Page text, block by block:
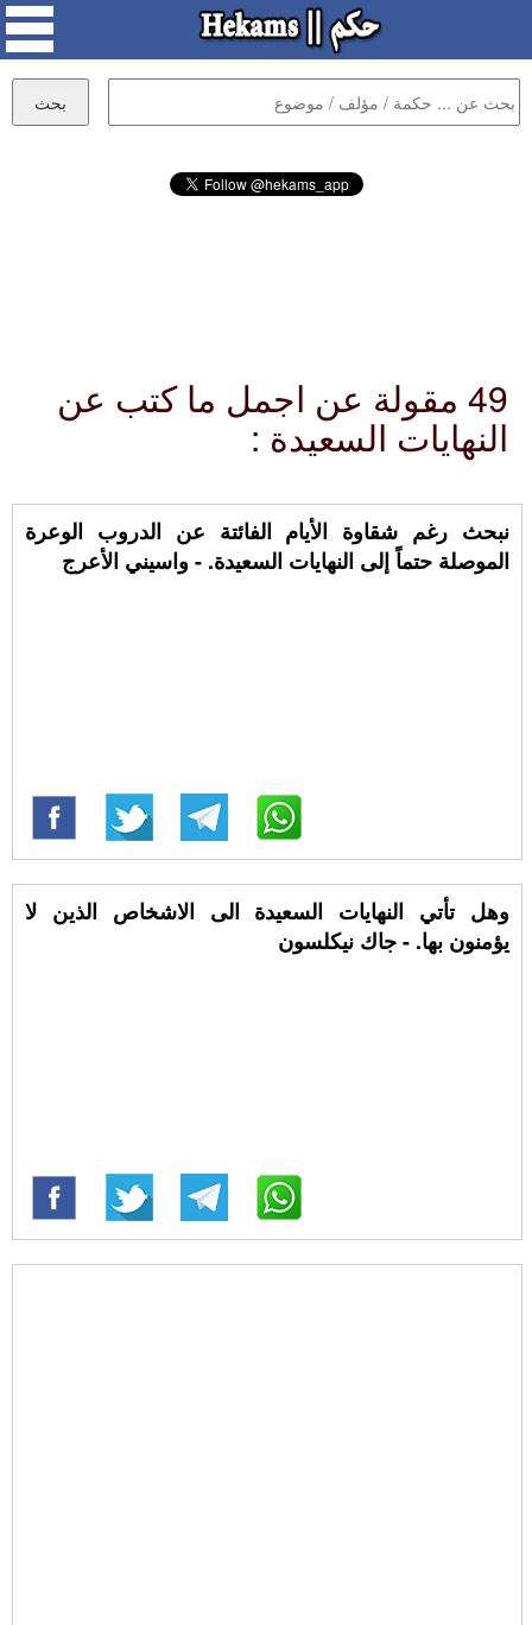
49 مقولة عن اجمل ما كتب عن
النهايات السعيدة :
نبحث رغم شقاوة الأيام الفائتة عن الدروب الوعرة
الموصلة حتماً إلى النهايات السعيدة. - واسيني الأعرج
وهل تأتي النهايات السعيدة الى الاشخاص الذين لا
يؤمنون بها. - جاك نيكلسون